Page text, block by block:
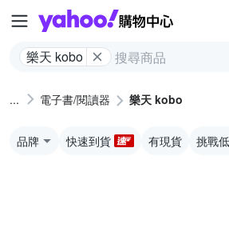
Yahoo
樂天 kobo
電子書/閱讀器 樂天 kobo
品牌 快速到貨 有現貨 挑戰